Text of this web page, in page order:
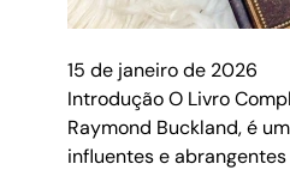
15 de janeiro de 2026
Introdução O Livro
Raymond Buckland, é
influentes e